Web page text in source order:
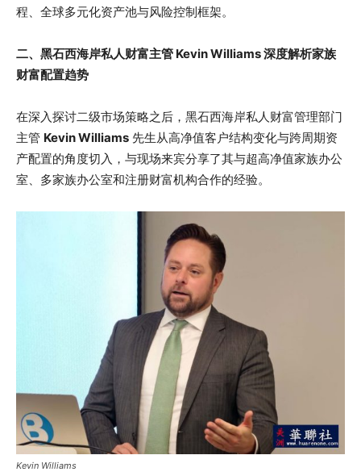
程、全球多元化资产池与风险控制框架。
二、黑石西海岸私人财富主管 Kevin Williams 深度解析家族
财富配置趋势
在深入探讨二级市场策略之后，黑石西海岸私人财富管理部门
主管 Kevin Williams 先生从高净值客户结构变化与跨周期资
产配置的角度切入，与现场来宾分享了其与超高净值家族办公
室、多家族办公室和注册财富机构合作的经验。
Kevin Williams